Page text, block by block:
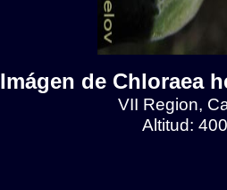
Imágen de Chloraea
VII Region,
Altitud: